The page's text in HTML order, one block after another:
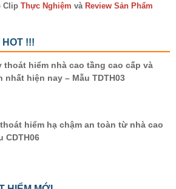
Clip Thực Nghiệm và Review Sản Phẩm
HOT !!!
thoát hiểm nhà cao tầng cao cấp và
nhất hiện nay – Mẫu TDTH03
hiểm hạ chậm an toàn từ nhà cao
CDTH06